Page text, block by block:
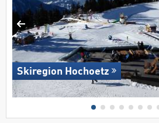
Skiregion Hochoetz